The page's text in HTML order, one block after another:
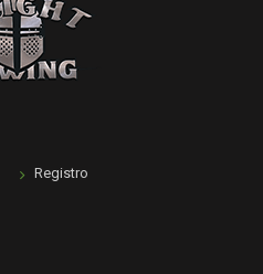
Registro